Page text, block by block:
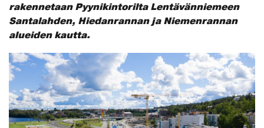
rakennetaan Pyynikintorilta Lentävänniemeen
Santalahden, Hiedanrannan ja Niemenrannan
alueiden kautta.